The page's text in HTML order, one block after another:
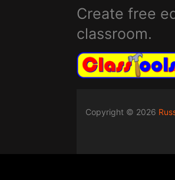
Create free
classroom.
Copyright © 2026